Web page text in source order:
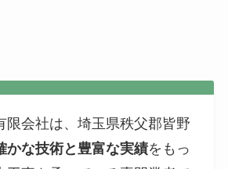
限会社は、埼玉県秩父郡皆野
かな技術と豊富な実績をもっ